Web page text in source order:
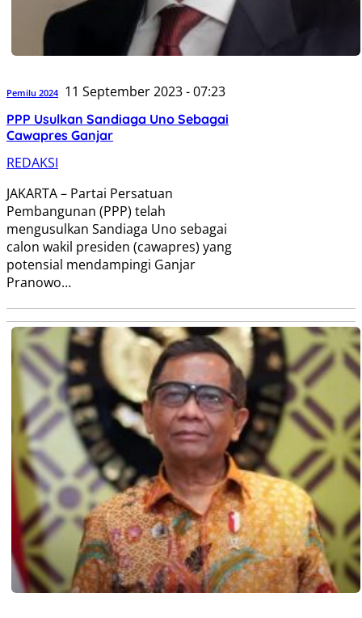
Pemilu 2024 11 September 2023 - 07:23
PPP Usulkan Sandiaga Uno Sebagai
Cawapres Ganjar
REDAKSI
JAKARTA – Partai Persatuan
Pembangunan (PPP) telah
mengusulkan Sandiaga Uno sebagai
calon wakil presiden (cawapres) yang
potensial mendampingi Ganjar
Pranowo…